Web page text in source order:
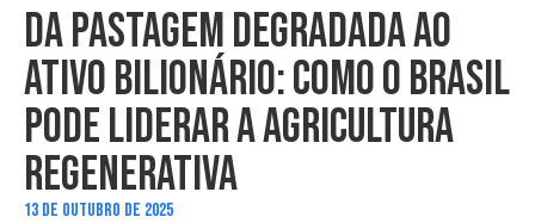
DA PASTAGEM DEGRADADA AO
ATIVO BILIONÁRIO: COMO O BRASIL
PODE LIDERAR A AGRICULTURA
REGENERATIVA
13 DE OUTUBRO DE 2025